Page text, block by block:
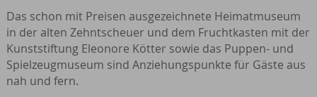
Das schon mit Preisen ausgezeichnete Heimatmuseum
in der alten Zehntscheuer und dem Fruchtkasten mit der
Kunststiftung Eleonore Kötter sowie das Puppen- und
Spielzeugmuseum sind Anziehungspunkte für Gäste aus
nah und fern.